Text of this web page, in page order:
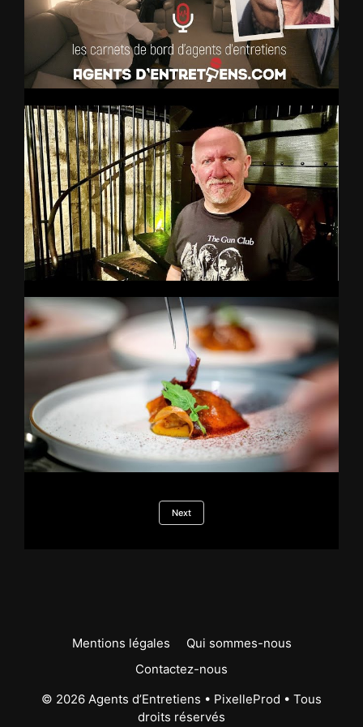
Next
Mentions légales
Qui sommes-nous
Contactez-nous
© 2026 Agents d’Entretiens • PixelleProd • Tous
droits réservés